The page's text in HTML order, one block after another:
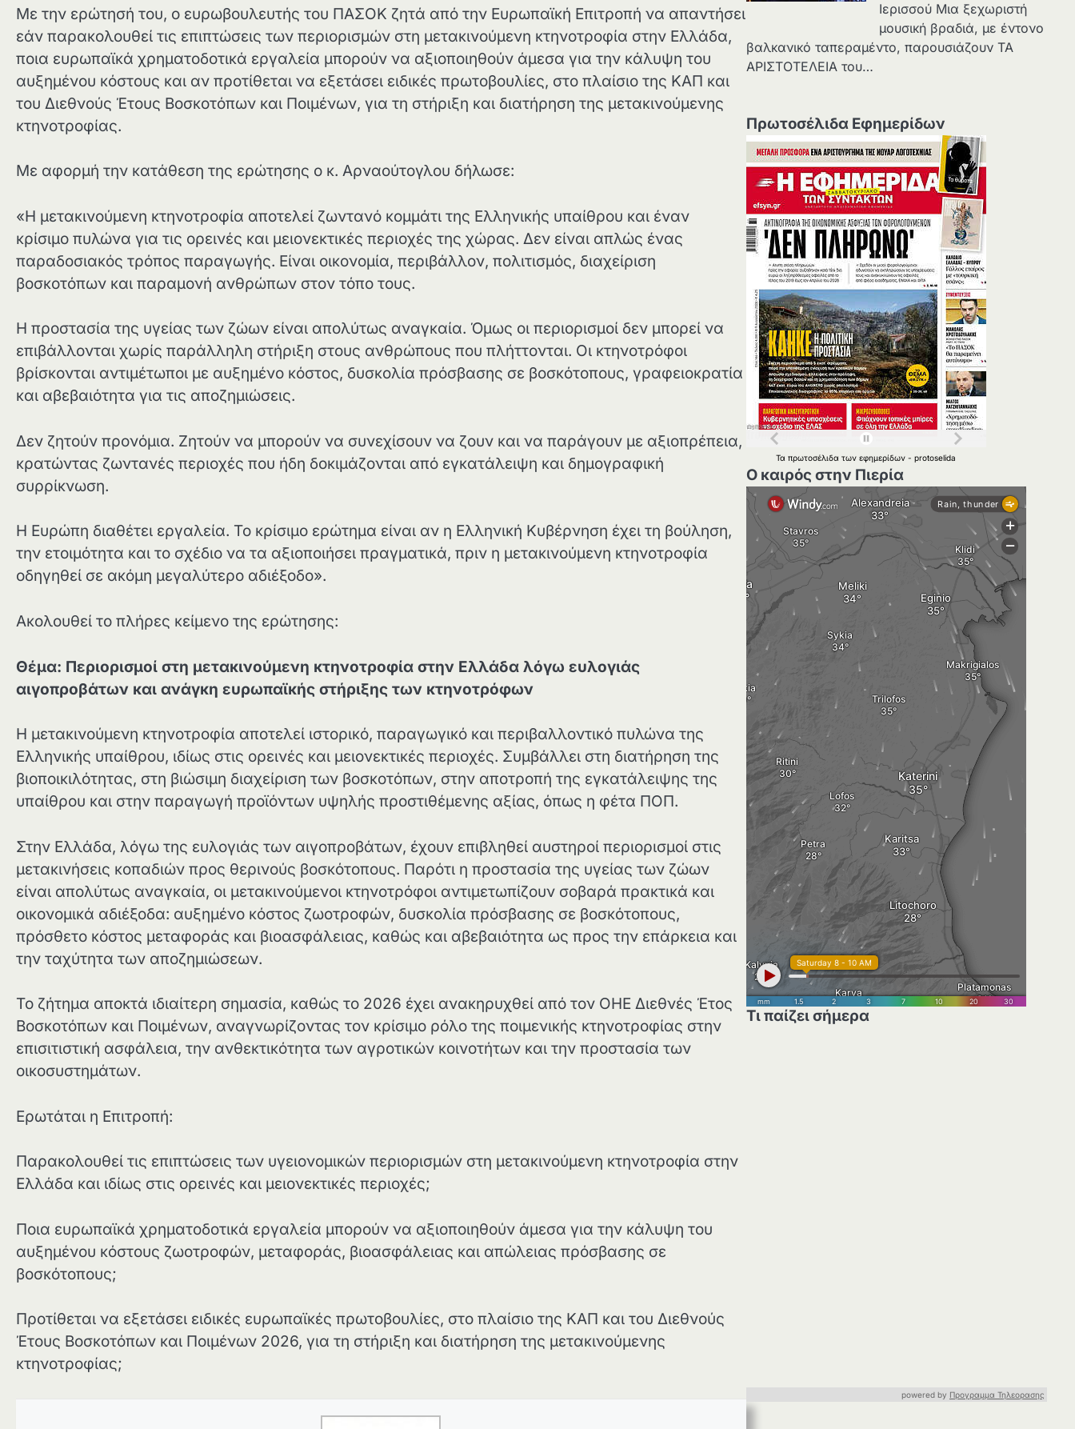
Με την ερώτησή του, ο ευρωβουλευτής του ΠΑΣΟΚ ζητά από την Ευρωπαϊκή Επιτροπή να απαντήσει
εάν παρακολουθεί τις επιπτώσεις των περιορισμών στη μετακινούμενη κτηνοτροφία στην Ελλάδα,
ποια ευρωπαϊκά χρηματοδοτικά εργαλεία μπορούν να αξιοποιηθούν άμεσα για την κάλυψη του
αυξημένου κόστους και αν προτίθεται να εξετάσει ειδικές πρωτοβουλίες, στο πλαίσιο της ΚΑΠ και
του Διεθνούς Έτους Βοσκοτόπων και Ποιμένων, για τη στήριξη και διατήρηση της μετακινούμενης
κτηνοτροφίας.
Με αφορμή την κατάθεση της ερώτησης ο κ. Αρναούτογλου δήλωσε:
«Η μετακινούμενη κτηνοτροφία αποτελεί ζωντανό κομμάτι της Ελληνικής υπαίθρου και έναν
κρίσιμο πυλώνα για τις ορεινές και μειονεκτικές περιοχές της χώρας. Δεν είναι απλώς ένας
παραδοσιακός τρόπος παραγωγής. Είναι οικονομία, περιβάλλον, πολιτισμός, διαχείριση
βοσκοτόπων και παραμονή ανθρώπων στον τόπο τους.
Η προστασία της υγείας των ζώων είναι απολύτως αναγκαία. Όμως οι περιορισμοί δεν μπορεί να
επιβάλλονται χωρίς παράλληλη στήριξη στους ανθρώπους που πλήττονται. Οι κτηνοτρόφοι
βρίσκονται αντιμέτωποι με αυξημένο κόστος, δυσκολία πρόσβασης σε βοσκότοπους, γραφειοκρατία
και αβεβαιότητα για τις αποζημιώσεις.
Δεν ζητούν προνόμια. Ζητούν να μπορούν να συνεχίσουν να ζουν και να παράγουν με αξιοπρέπεια,
κρατώντας ζωντανές περιοχές που ήδη δοκιμάζονται από εγκατάλειψη και δημογραφική
συρρίκνωση.
Η Ευρώπη διαθέτει εργαλεία. Το κρίσιμο ερώτημα είναι αν η Ελληνική Κυβέρνηση έχει τη βούληση,
την ετοιμότητα και το σχέδιο να τα αξιοποιήσει πραγματικά, πριν η μετακινούμενη κτηνοτροφία
οδηγηθεί σε ακόμη μεγαλύτερο αδιέξοδο».
Ακολουθεί το πλήρες κείμενο της ερώτησης:
Θέμα: Περιορισμοί στη μετακινούμενη κτηνοτροφία στην Ελλάδα λόγω ευλογιάς
αιγοπροβάτων και ανάγκη ευρωπαϊκής στήριξης των κτηνοτρόφων
Η μετακινούμενη κτηνοτροφία αποτελεί ιστορικό, παραγωγικό και περιβαλλοντικό πυλώνα της
Ελληνικής υπαίθρου, ιδίως στις ορεινές και μειονεκτικές περιοχές. Συμβάλλει στη διατήρηση της
βιοποικιλότητας, στη βιώσιμη διαχείριση των βοσκοτόπων, στην αποτροπή της εγκατάλειψης της
υπαίθρου και στην παραγωγή προϊόντων υψηλής προστιθέμενης αξίας, όπως η φέτα ΠΟΠ.
Στην Ελλάδα, λόγω της ευλογιάς των αιγοπροβάτων, έχουν επιβληθεί αυστηροί περιορισμοί στις
μετακινήσεις κοπαδιών προς θερινούς βοσκότοπους. Παρότι η προστασία της υγείας των ζώων
είναι απολύτως αναγκαία, οι μετακινούμενοι κτηνοτρόφοι αντιμετωπίζουν σοβαρά πρακτικά και
οικονομικά αδιέξοδα: αυξημένο κόστος ζωοτροφών, δυσκολία πρόσβασης σε βοσκότοπους,
πρόσθετο κόστος μεταφοράς και βιοασφάλειας, καθώς και αβεβαιότητα ως προς την επάρκεια και
την ταχύτητα των αποζημιώσεων.
Το ζήτημα αποκτά ιδιαίτερη σημασία, καθώς το 2026 έχει ανακηρυχθεί από τον ΟΗΕ Διεθνές Έτος
Βοσκοτόπων και Ποιμένων, αναγνωρίζοντας τον κρίσιμο ρόλο της ποιμενικής κτηνοτροφίας στην
επισιτιστική ασφάλεια, την ανθεκτικότητα των αγροτικών κοινοτήτων και την προστασία των
οικοσυστημάτων.
Ερωτάται η Επιτροπή:
Παρακολουθεί τις επιπτώσεις των υγειονομικών περιορισμών στη μετακινούμενη κτηνοτροφία στην
Ελλάδα και ιδίως στις ορεινές και μειονεκτικές περιοχές;
Ποια ευρωπαϊκά χρηματοδοτικά εργαλεία μπορούν να αξιοποιηθούν άμεσα για την κάλυψη του
αυξημένου κόστους ζωοτροφών, μεταφοράς, βιοασφάλειας και απώλειας πρόσβασης σε
βοσκότοπους;
Προτίθεται να εξετάσει ειδικές ευρωπαϊκές πρωτοβουλίες, στο πλαίσιο της ΚΑΠ και του Διεθνούς
Έτους Βοσκοτόπων και Ποιμένων 2026, για τη στήριξη και διατήρηση της μετακινούμενης
κτηνοτροφίας;
Ιερισσού Μια ξεχωριστή
μουσική βραδιά, με έντονο
βαλκανικό ταπεραμέντο, παρουσιάζουν ΤΑ
ΑΡΙΣΤΟΤΕΛΕΙΑ του…
Πρωτοσέλιδα Εφημερίδων
Ταπρωτοσέλιδατωνεφημερίδων-protoselida
Ο καιρός στην Πιερία
Τι παίζει σήμερα
powered by Προγραμμα Τηλεορασης